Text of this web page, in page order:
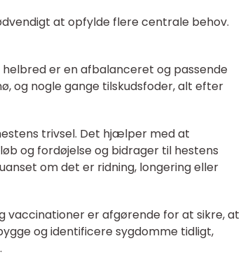
at opfylde flere centrale behov.
er en afbalanceret og passende
og nogle gange tilskudsfoder, alt efter
trivsel. Det hjælper med at
og fordøjelse og bidrager til hestens
om det er ridning, longering eller
er afgørende for at sikre, at
og identificere sygdomme tidligt,